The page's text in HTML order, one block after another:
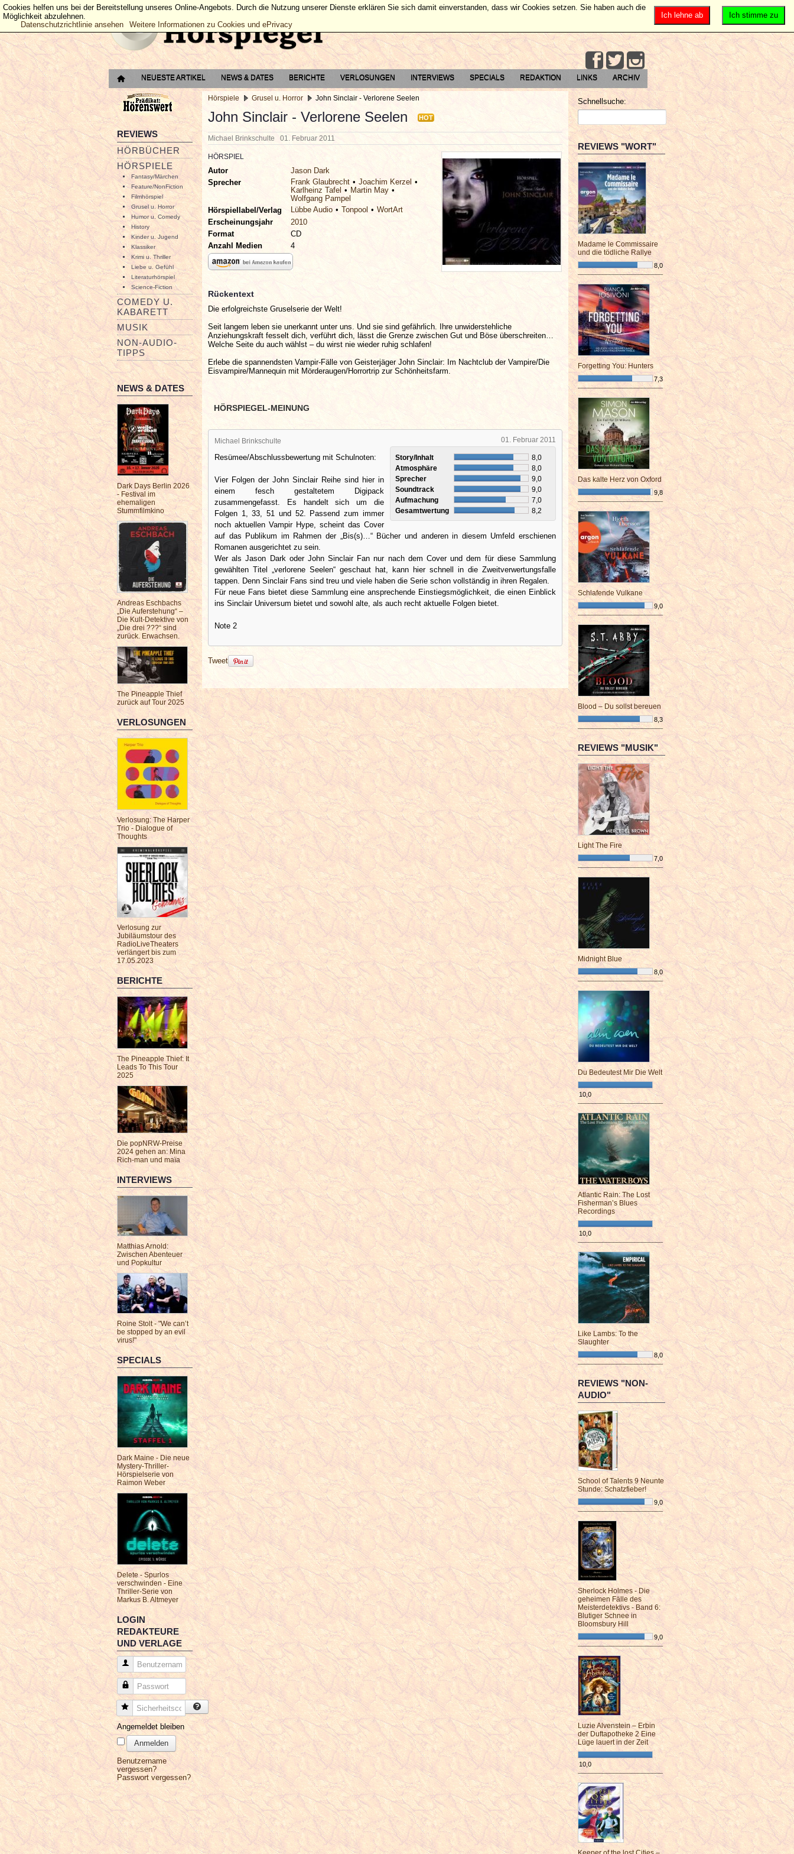
NEUESTE ARTIKEL NEWS & DATES BERICHTE VERLOSUNGEN INTERVIEWS SPECIALS REDAKTION LINKS ARCHIV
REVIEWS
HÖRBÜCHER
HÖRSPIELE
Fantasy/Märchen
Feature/NonFiction
Filmhörspiel
Grusel u. Horror
Humor u. Comedy
History
Kinder u. Jugend
Klassiker
Krimi u. Thriller
Liebe u. Gefühl
Literaturhörspiel
Science-Fiction
COMEDY U.
KABARETT
MUSIK
NON-AUDIO-
TIPPS
NEWS & DATES
Dark Days Berlin 2026
- Festival im
ehemaligen
Stummfilmkino
Andreas Eschbachs
„Die Auferstehung“ –
Die Kult-Detektive von
„Die drei ???“ sind
zurück. Erwachsen.
The Pineapple Thief
zurück auf Tour 2025
VERLOSUNGEN
Verlosung: The Harper
Trio - Dialogue of
Thoughts
Verlosung zur
Jubiläumstour des
RadioLiveTheaters
verlängert bis zum
17.05.2023
BERICHTE
The Pineapple Thief: It
Leads To This Tour
2025
Die popNRW-Preise
2024 gehen an: Mina
Rich-man und maïa
INTERVIEWS
Matthias Arnold:
Zwischen Abenteuer
und Popkultur
Roine Stolt - "We can’t
be stopped by an evil
virus!"
SPECIALS
Dark Maine - Die neue
Mystery-Thriller-
Hörspielserie von
Raimon Weber
Delete - Spurlos
verschwinden - Eine
Thriller-Serie von
Markus B. Altmeyer
LOGIN
REDAKTEURE
UND VERLAGE
Benutzername
Passwort
Sicherheitscode
Angemeldet bleiben
Anmelden
Benutzername
vergessen?
Passwort vergessen?
Hörspiele Grusel u. Horror John Sinclair - Verlorene Seelen
John Sinclair - Verlorene Seelen HOT
Michael Brinkschulte 01. Februar 2011
HÖRSPIEL
Autor
Jason Dark
Sprecher
Frank Glaubrecht
Joachim Kerzel
Karlheinz Tafel
Martin May
Wolfgang Pampel
Hörspiellabel/Verlag
Lübbe Audio Tonpool
WortArt
Erscheinungsjahr
2010
Format
CD
Anzahl Medien
4
Rückentext
Die erfolgreichste Gruselserie der Welt!
Seit langem leben sie unerkannt unter uns. Und sie sind gefährlich. Ihre unwiderstehliche
Anziehungskraft fesselt dich, verführt dich, lässt die Grenze zwischen Gut und Böse überschreiten…
Welche Seite du auch wählst – du wirst nie wieder ruhig schlafen!
Erlebe die spannendsten Vampir-Fälle von Geisterjäger John Sinclair: Im Nachtclub der Vampire/Die
Eisvampire/Mannequin mit Mörderaugen/Horrortrip zur Schönheitsfarm.
HÖRSPIEGEL-MEINUNG
01. Februar 2011
Michael Brinkschulte
Story/Inhalt
8,0
Atmosphäre
8,0
Sprecher
9,0
Soundtrack
9,0
Aufmachung
7,0
Gesamtwertung
8,2
Resümee/Abschlussbewertung mit Schulnoten:
Vier Folgen der John Sinclair Reihe sind hier in
einem fesch gestaltetem Digipack
zusammengefasst. Es handelt sich um die
Folgen 1, 33, 51 und 52. Passend zum immer
noch aktuellen Vampir Hype, scheint das Cover
auf das Publikum im Rahmen der „Bis(s)…“ Bücher und anderen in diesem Umfeld erschienen
Romanen ausgerichtet zu sein.
Wer als Jason Dark oder John Sinclair Fan nur nach dem Cover und dem für diese Sammlung
gewählten Titel „verlorene Seelen“ geschaut hat, kann hier schnell in die Zweitverwertungsfalle
tappen. Denn Sinclair Fans sind treu und viele haben die Serie schon vollständig in ihren Regalen.
Für neue Fans bietet diese Sammlung eine ansprechende Einstiegsmöglichkeit, die einen Einblick
ins Sinclair Universum bietet und sowohl alte, als auch recht aktuelle Folgen bietet.
Note 2
Tweet
Schnellsuche:
REVIEWS "WORT"
Madame le Commissaire
und die tödliche Rallye
8,0
¯¯¯¯¯¯¯¯¯¯¯¯¯¯¯¯¯¯¯¯¯¯¯¯
Forgetting You: Hunters
7,3
¯¯¯¯¯¯¯¯¯¯¯¯¯¯¯¯¯¯¯¯¯¯¯¯
Das kalte Herz von Oxford
9,8
¯¯¯¯¯¯¯¯¯¯¯¯¯¯¯¯¯¯¯¯¯¯¯¯
Schlafende Vulkane
9,0
¯¯¯¯¯¯¯¯¯¯¯¯¯¯¯¯¯¯¯¯¯¯¯¯
Blood – Du sollst bereuen
8,3
¯¯¯¯¯¯¯¯¯¯¯¯¯¯¯¯¯¯¯¯¯¯¯¯
REVIEWS "MUSIK"
Light The Fire
7,0
¯¯¯¯¯¯¯¯¯¯¯¯¯¯¯¯¯¯¯¯¯¯¯¯
Midnight Blue
8,0
¯¯¯¯¯¯¯¯¯¯¯¯¯¯¯¯¯¯¯¯¯¯¯¯
Du Bedeutest Mir Die Welt
10,0
¯¯¯¯¯¯¯¯¯¯¯¯¯¯¯¯¯¯¯¯¯¯¯¯
Atlantic Rain: The Lost
Fisherman’s Blues
Recordings
10,0
¯¯¯¯¯¯¯¯¯¯¯¯¯¯¯¯¯¯¯¯¯¯¯¯
Like Lambs: To the
Slaughter
8,0
¯¯¯¯¯¯¯¯¯¯¯¯¯¯¯¯¯¯¯¯¯¯¯¯
REVIEWS "NON-
AUDIO"
School of Talents 9 Neunte
Stunde: Schatzfieber!
9,0
¯¯¯¯¯¯¯¯¯¯¯¯¯¯¯¯¯¯¯¯¯¯¯¯
Sherlock Holmes - Die
geheimen Fälle des
Meisterdetektivs - Band 6:
Blutiger Schnee in
Bloomsbury Hill
9,0
¯¯¯¯¯¯¯¯¯¯¯¯¯¯¯¯¯¯¯¯¯¯¯¯
Luzie Alvenstein – Erbin
der Duftapotheke 2 Eine
Lüge lauert in der Zeit
10,0
¯¯¯¯¯¯¯¯¯¯¯¯¯¯¯¯¯¯¯¯¯¯¯¯
Ich stimme zu
Ich lehne ab
Cookies helfen uns bei der Bereitstellung unseres Online-Angebots. Durch die Nutzung unserer Dienste erklären Sie sich damit einverstanden, dass wir Cookies setzen. Sie haben auch die
Möglichkeit abzulehnen.
Datenschutzrichtlinie ansehen
Weitere Informationen zu Cookies und ePrivacy